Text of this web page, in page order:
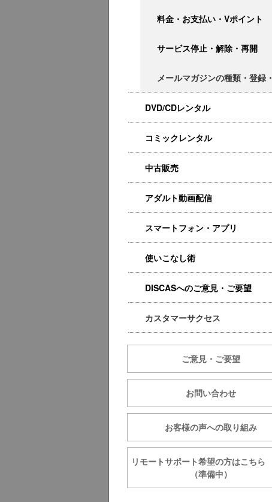
料金・お支払い・Vポイント
サービス停止・解除・再開
メールマガジンの種類・登録
DVD/CDレンタル
コミックレンタル
中古販売
アダルト動画配信
スマートフォン・アプリ
使いこなし術
DISCASへのご意見・ご要望
カスタマーサクセス
ご意見・ご要望
お問い合わせ
お客様の声への取り組み
リモートサポート希望の方はこ
（準備中）